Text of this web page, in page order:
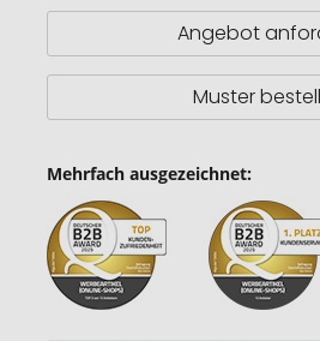
Angebot
Muster
Mehrfach ausgezeichnet: